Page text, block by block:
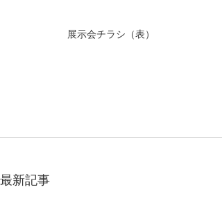
展示会チラシ（表）
最新記事